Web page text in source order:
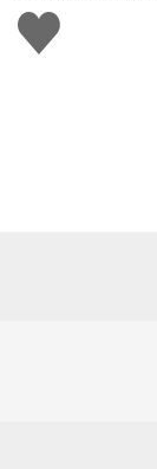
Me
gusta
esto